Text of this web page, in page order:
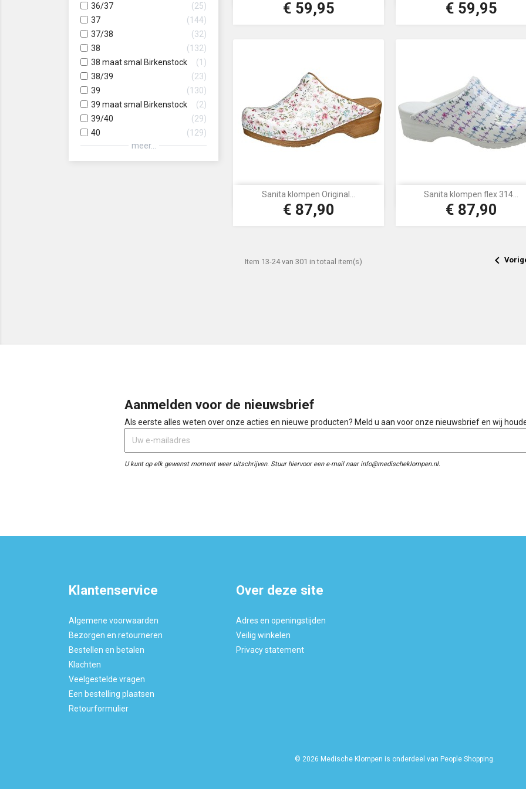
36/37
25
37
144
37/38
32
38
132
38 maat smal Birkenstock
1
38/39
23
39
130
39 maat smal Birkenstock
2
39/40
29
40
129
meer...
Prijs
€ 59,95
Aqua
Prijs
€ 59,95
Blauw
Sanita klompen Original...
Prijs
€ 87,90
 Snel bekijken
Wit
Sanita klompen flex 314...
Prijs
€ 87,90
 Snel bekijken
Wit
Item 13-24 van 301 in totaal item(s) 
Aanmelden voor de nieuwsbrief
Als eerste alles weten over onze acties en nieuwe producten? Meld u aan voor onze nieuwsbrief en wij
U kunt op elk gewenst moment weer uitschrijven. Stuur hiervoor een e-mail naar info@medischeklompen.nl.
Klantenservice
Algemene voorwaarden
Bezorgen en retourneren
Bestellen en betalen
Klachten
Veelgestelde vragen
Een bestelling plaatsen
Retourformulier
Over deze site
Adres en openingstijden
Veilig winkelen
Privacy statement
© 2026 Medische Klompen is onderdeel van People Shopping.